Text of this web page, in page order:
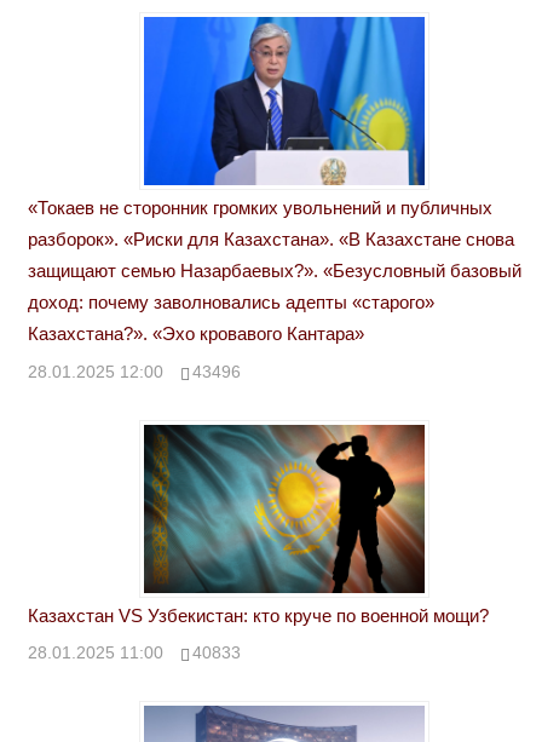
«Токаев не сторонник громких увольнений и публичных
разборок». «Риски для Казахстана». «В Казахстане снова
защищают семью Назарбаевых?». «Безусловный базовый
доход: почему заволновались адепты «старого»
Казахстана?». «Эхо кровавого Кантара»
28.01.2025 12:00 43496
Казахстан VS Узбекистан: кто круче по военной мощи?
28.01.2025 11:00 40833